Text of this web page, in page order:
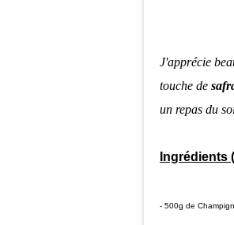
J'apprécie
touche de
un repas du
Ingrédients
- 500g de